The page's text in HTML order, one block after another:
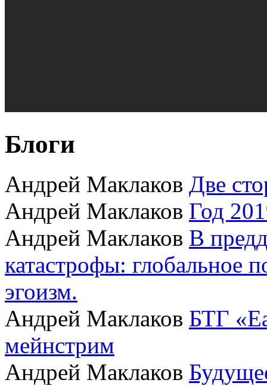
Блоги
Андрей Маклаков Две
Андрей Маклаков Год
Андрей Маклаков В
катастрофы: глобальное
эгоизм.
Андрей Маклаков БТГ
мейнстрим
Андрей Маклаков